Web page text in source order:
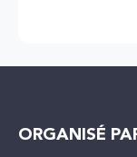
ORGANISÉ